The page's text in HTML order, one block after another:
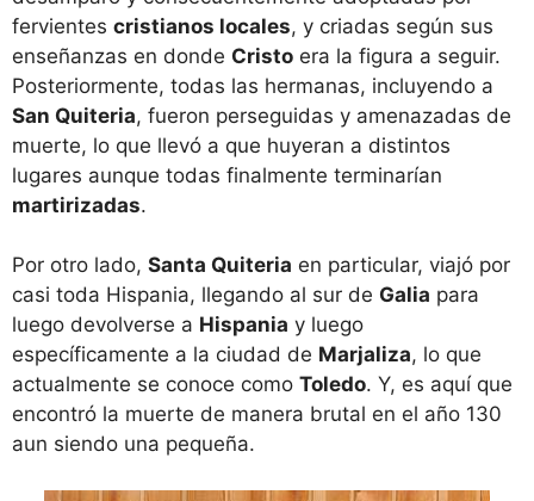
fervientes cristianos locales, y criadas según sus
enseñanzas en donde Cristo era la figura a seguir.
Posteriormente, todas las hermanas, incluyendo a
San Quiteria, fueron perseguidas y amenazadas de
muerte, lo que llevó a que huyeran a distintos
lugares aunque todas finalmente terminarían
martirizadas.
Por otro lado, Santa Quiteria en particular, viajó por
casi toda Hispania, llegando al sur de Galia para
luego devolverse a Hispania y luego
específicamente a la ciudad de Marjaliza, lo que
actualmente se conoce como Toledo. Y, es aquí que
encontró la muerte de manera brutal en el año 130
aun siendo una pequeña.